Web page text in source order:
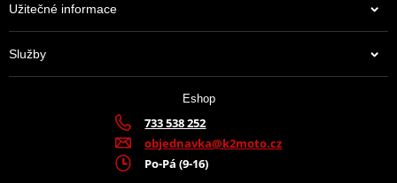
Užitečné informace
Služby
Eshop
733 538 252
objednavka@k2moto.cz
Po-Pá (9-16)